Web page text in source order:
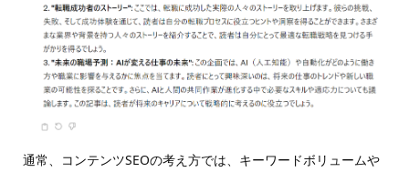
通常、コンテンツSEOの考え方では、キーワードボリュームや